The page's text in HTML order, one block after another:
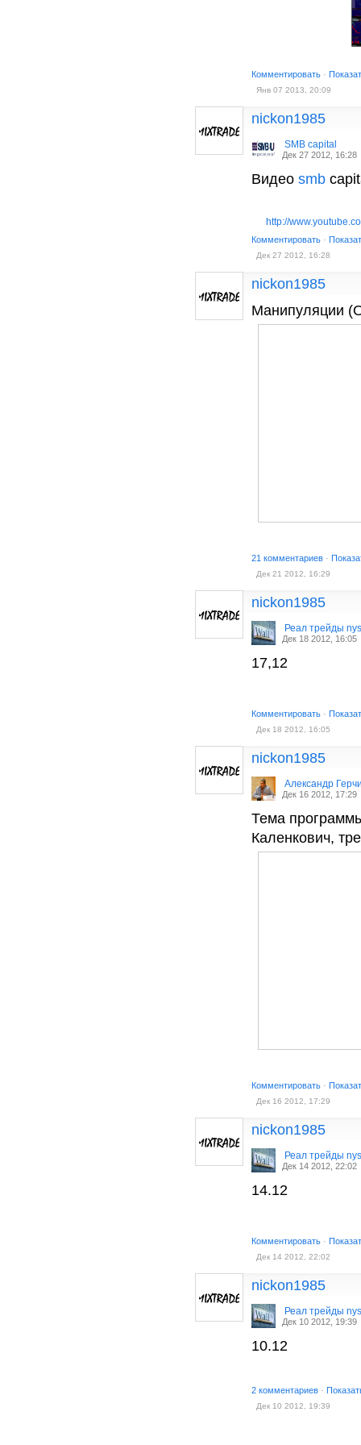
Комментировать ·
Янв 07 2013, 20:09
nickon1985
SMB capital
Дек 27 2012, 16:28
Видео smb
http://
Комментировать ·
Дек 27 2012, 16:28
nickon1985
Манипуляции
21 комментариев ·
Дек 21 2012, 16:29
nickon1985
Реал трейды
Дек 18 2012, 16:05
17,12
Комментировать ·
Дек 18 2012, 16:05
nickon1985
Александр
Дек 16 2012, 17:29
Тема
Каленкович,
Комментировать ·
Дек 16 2012, 17:29
nickon1985
Реал трейды
Дек 14 2012, 22:02
14.12
Комментировать ·
Дек 14 2012, 22:02
nickon1985
Реал трейды
Дек 10 2012, 19:39
10.12
2 комментариев ·
Дек 10 2012, 19:39